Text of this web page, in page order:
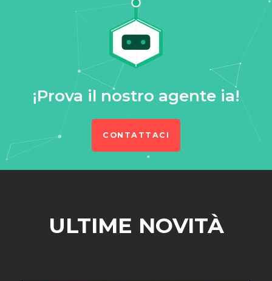
¡Prova il nostro agente ia!
CONTATTACI
ULTIME NOVITÀ